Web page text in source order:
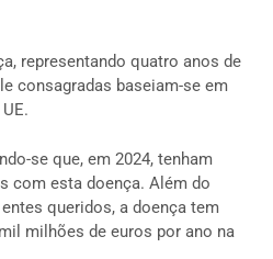
representando quatro anos de
consagradas baseiam-se em
se que, em 2024, tenham
com esta doença. Além do
queridos, a doença tem
milhões de euros por ano na